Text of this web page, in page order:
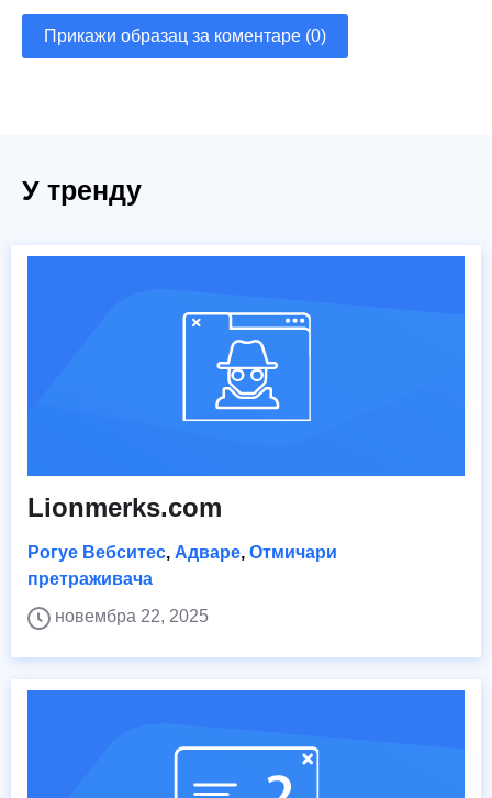
Прикажи образац за коментаре (0)
У тренду
Lionmerks.com
Рогуе Вебситес, Адваре, Отмичари
претраживача
новембра 22, 2025